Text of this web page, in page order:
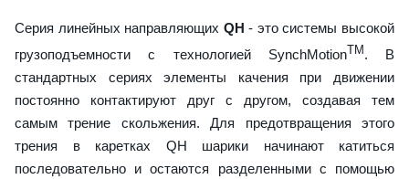
Серия линейных направляющих QH - это системы высокой
грузоподъемности с технологией SynchMotionTM . В
стандартных сериях элементы качения при движении
постоянно контактируют друг с другом, создавая тем
самым трение скольжения. Для предотвращения этого
трения в каретках QH шарики начинают катиться
последовательно и остаются разделенными с помощью